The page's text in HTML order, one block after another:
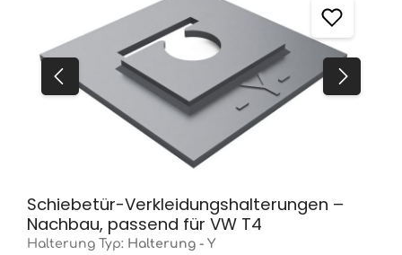
Schiebetür-Verkleidungshalterungen –
Nachbau, passend für VW T4
Halterung Typ: Halterung - Y